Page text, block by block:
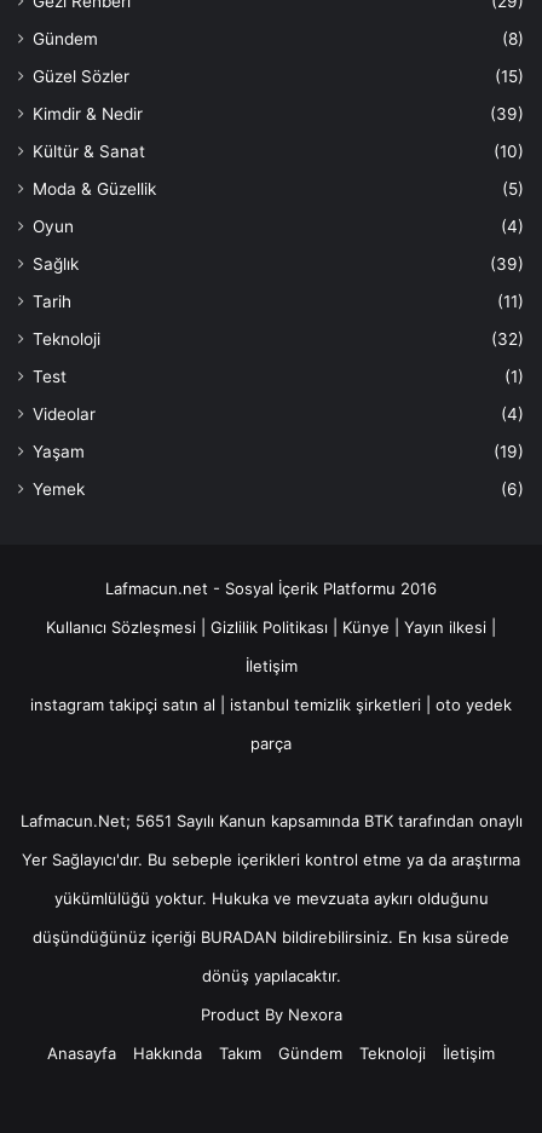
Gündem
(8)
Güzel Sözler
(15)
Kimdir & Nedir
(39)
Kültür & Sanat
(10)
Moda & Güzellik
(5)
Oyun
(4)
Sağlık
(39)
Tarih
(11)
Teknoloji
(32)
Test
(1)
Videolar
(4)
Yaşam
(19)
Yemek
(6)
Lafmacun.net - Sosyal İçerik Platformu 2016
Kullanıcı Sözleşmesi
Gizlilik Politikası Künye Yayın ilkesi
İletişim
instagram takipçi satın al
istanbul temizlik şirketleri
oto yedek
parça
Lafmacun.Net; 5651 Sayılı Kanun kapsamında BTK tarafından onaylı
Yer Sağlayıcı'dır. Bu sebeple içerikleri kontrol etme ya da araştırma
yükümlülüğü yoktur. Hukuka ve mevzuata aykırı olduğunu
düşündüğünüz içeriği BURADAN bildirebilirsiniz. En kısa sürede
dönüş yapılacaktır.
Product By Nexora
Anasayfa
Hakkında Takım Gündem Teknoloji İletişim